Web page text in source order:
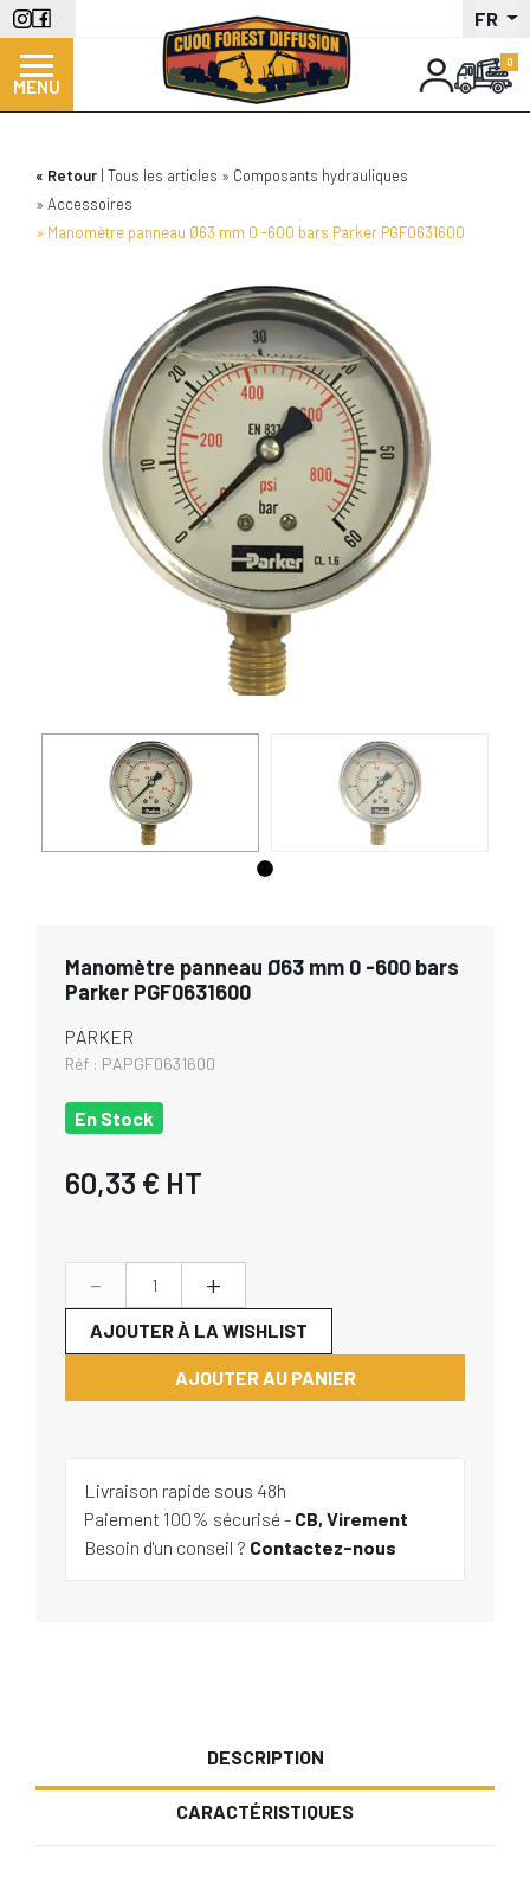
Aller
au
contenu
principal
FR
MENU
Retour Tous les articles
Composants hydrauliques
Accessoires
Manomètre panneau Ø63 mm 0 -600 bars Parker PGF0631600
Manomètre panneau Ø63 mm 0 -600 bars
Parker PGF0631600
PARKER
Réf : PAPGF0631600
En Stock
60,33 € HT
- +
AJOUTER AU PANIER
AJOUTER À LA WISHLIST
Livraison rapide sous 48h
Paiement 100% sécurisé - CB, Virement
Besoin d'un conseil ? Contactez-nous
DESCRIPTION
CARACTÉRISTIQUES